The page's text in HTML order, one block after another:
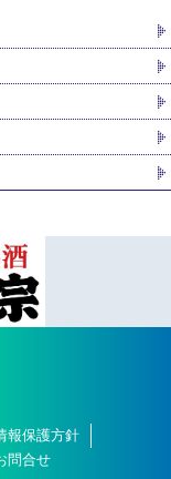
報保護方針
問合せ